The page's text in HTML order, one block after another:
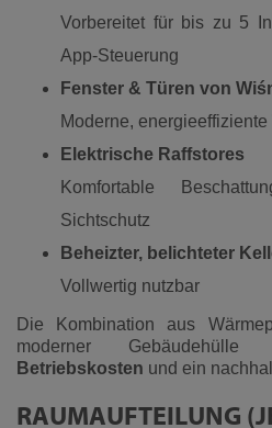
Vorbereitet für bis zu 5
App-Steuerung
Fenster & Türen von
Moderne,
Elektrische Raffstores
Komfortable
Sichtschutz
Beheizter, belichteter
Vollwertig nutzbar
Die Kombination aus
moderner
Betriebskosten und ein
RAUMAUFTEILUNG